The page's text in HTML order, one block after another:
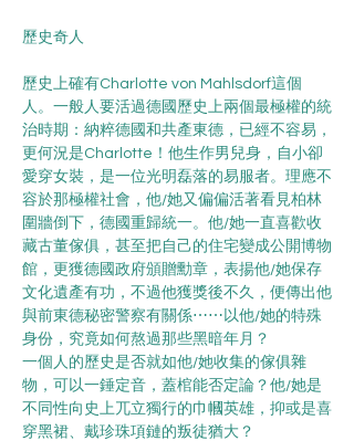
歷史奇人
歷史上確有Charlotte von Mahlsdorf這個
人。一般人要活過德國歷史上兩個最極權的統
治時期：納粹德國和共產東德，已經不容易，
更何況是Charlotte！他生作男兒身，自小卻
愛穿女裝，是一位光明磊落的易服者。理應不
容於那極權社會，他/她又偏偏活著看見柏林
圍牆倒下，德國重歸統一。他/她一直喜歡收
藏古董傢俱，甚至把自己的住宅變成公開博物
館，更獲德國政府頒贈勳章，表揚他/她保存
文化遺產有功，不過他獲獎後不久，便傳出他
與前東德秘密警察有關係⋯⋯以他/她的特殊
身份，究竟如何熬過那些黑暗年月？
一個人的歷史是否就如他/她收集的傢俱雜
物，可以一錘定音，蓋棺能否定論？他/她是
不同性向史上兀立獨行的巾幗英雄，抑或是喜
穿黑裙、戴珍珠項鏈的叛徒猶大？